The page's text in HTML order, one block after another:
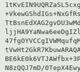
N8zQQJ7mD/